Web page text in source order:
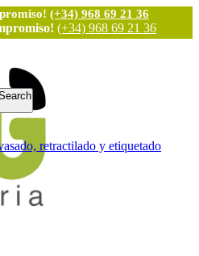
(+34) 968 69 21 36
(+34) 968 69 21 36
retractilado y etiquetado